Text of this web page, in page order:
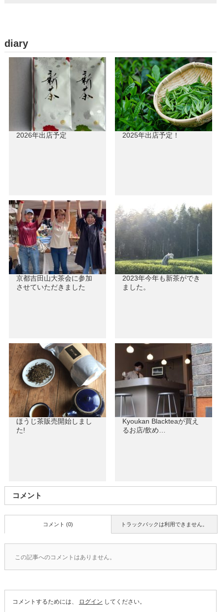
diary
2026年出店予定 2025年出店予定！
京都吉田山大茶会に参加
させていただきました
2023年今年も新茶ができ
ました。
ほうじ茶販売開始しまし
た!
Kyoukan Blackteaが買え
るお店/飲め…
コメント
トラックバックは利用できません。
コメント (0)
この記事へのコメントはありません。
コメントするためには、 ログイン してください。